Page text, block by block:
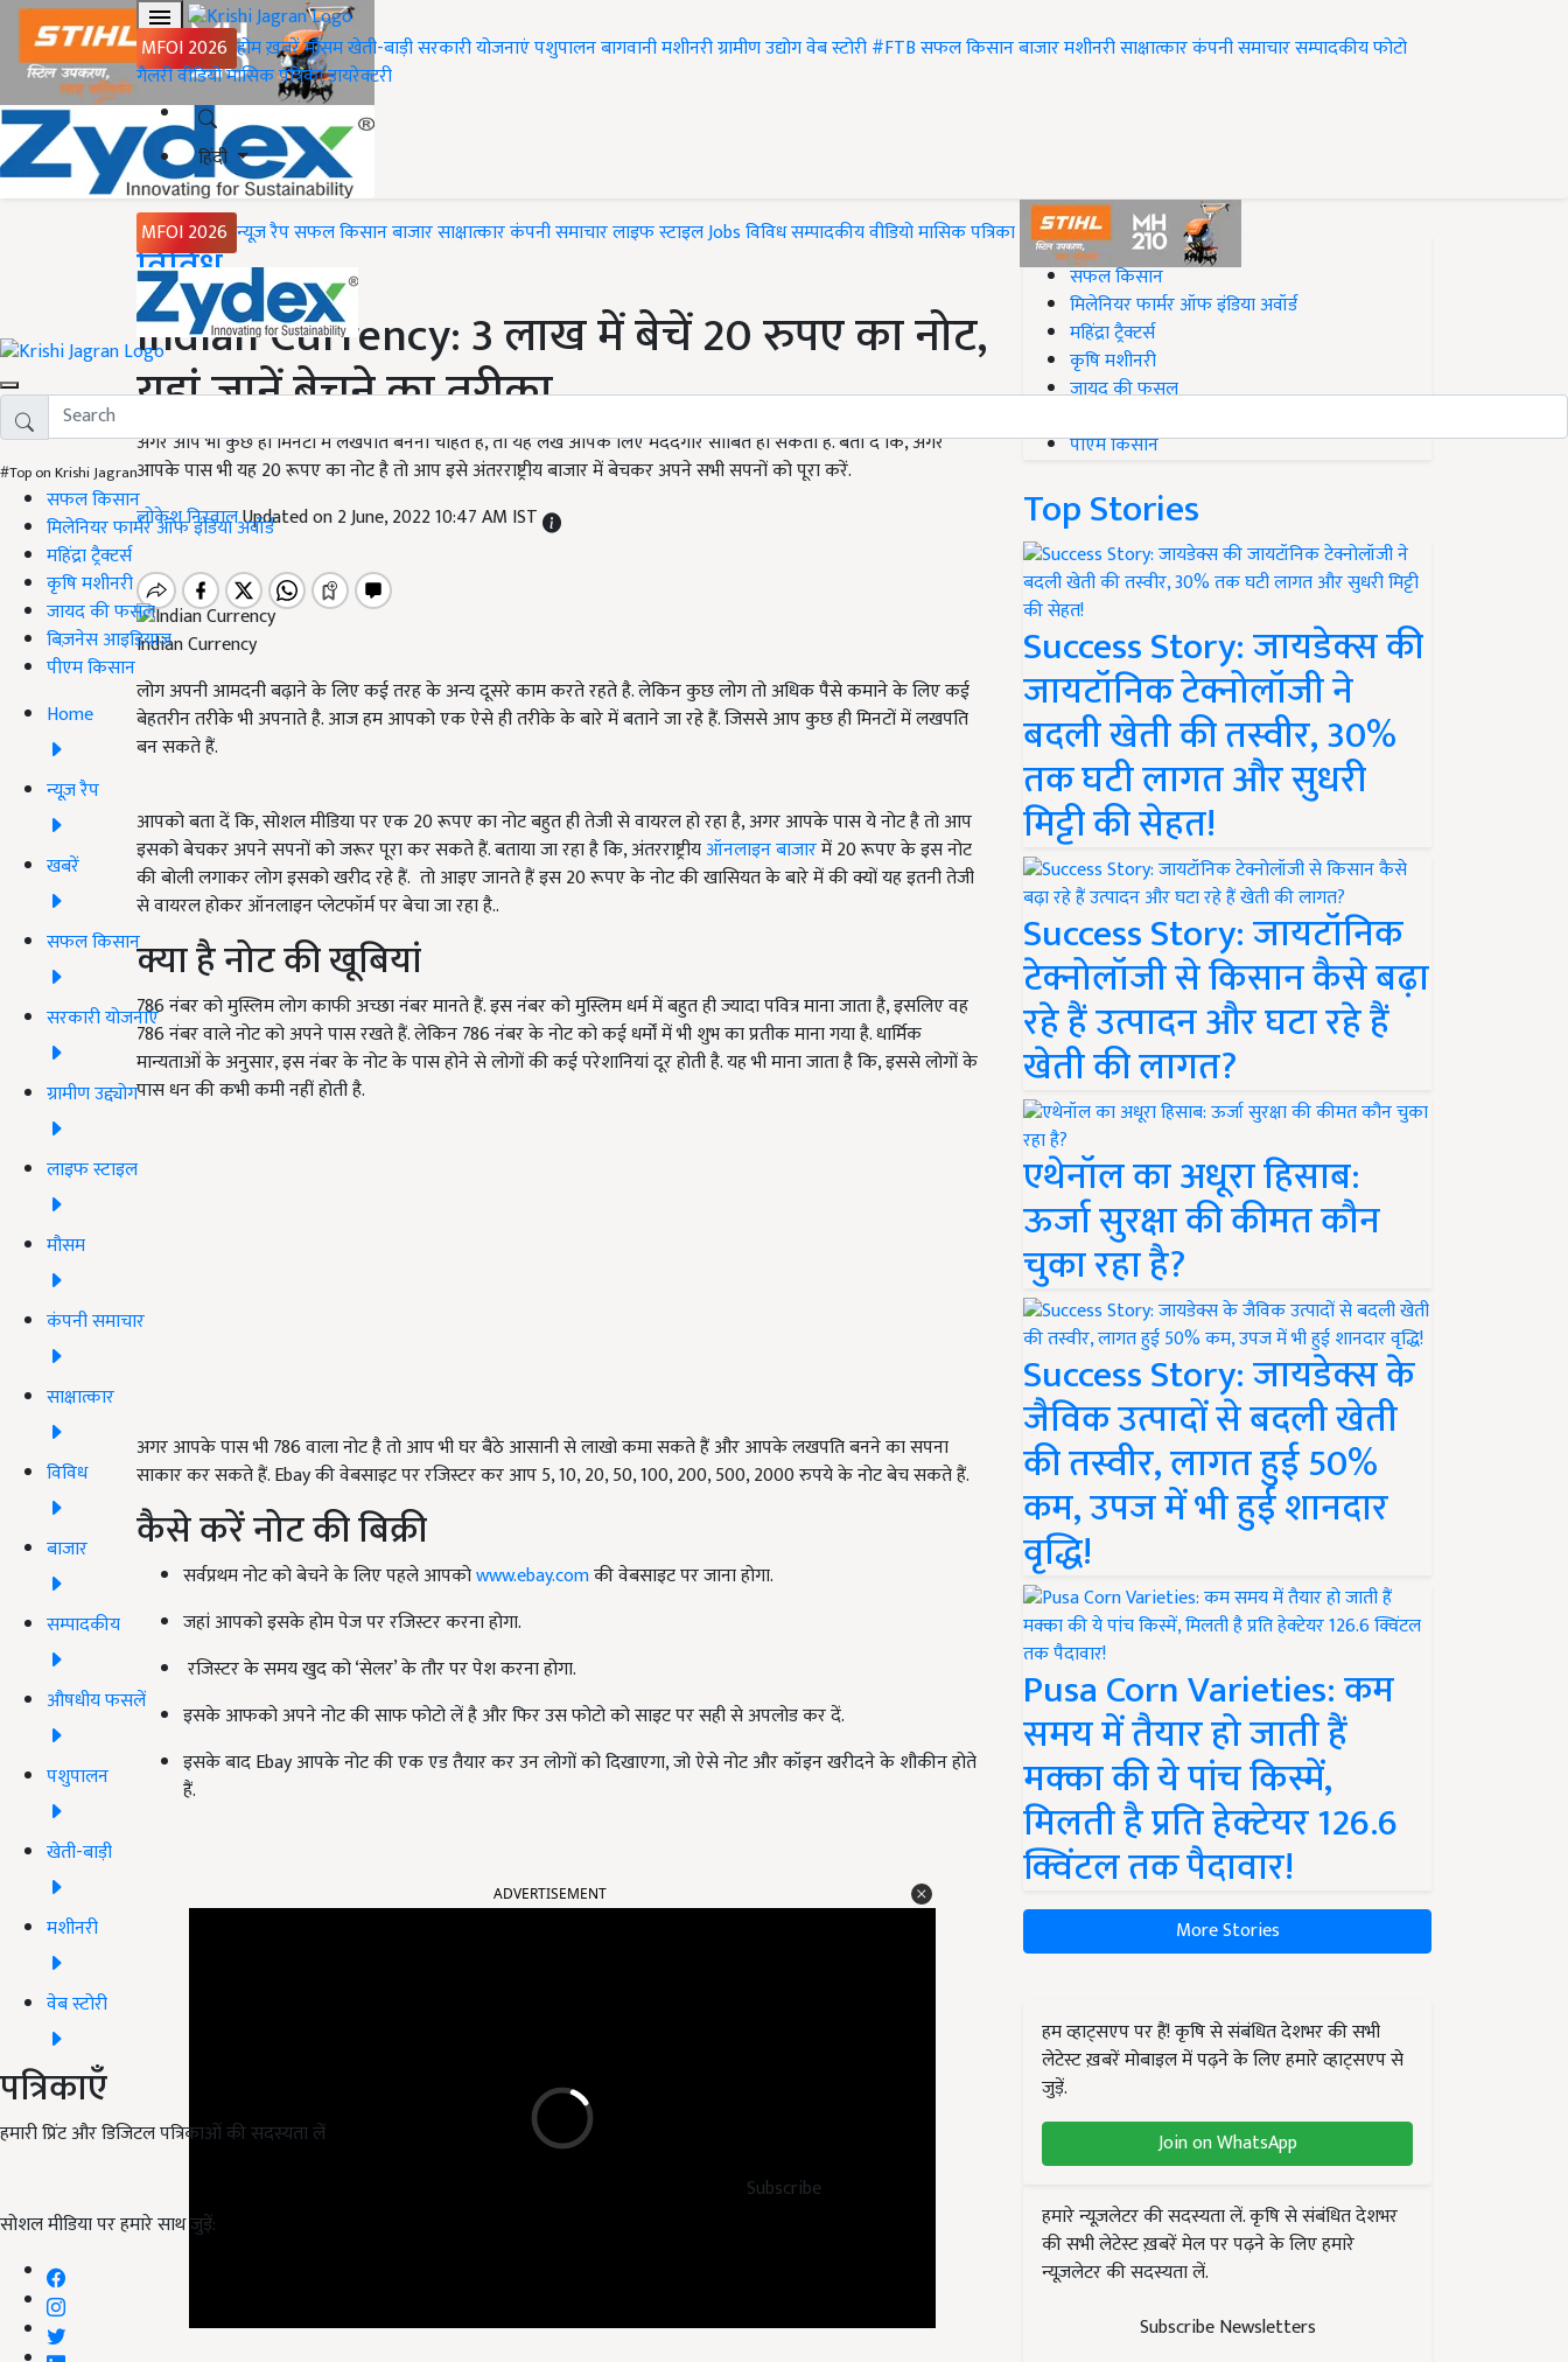
MFOI 2026 होमख़बरेंमौसमखेती-बाड़ीसरकारी योजनाएंपशुपालनबागवानीमशीनरीग्रामीण उद्योगवेब स्टोरी#FTBसफल किसानबाजारमशीनरीसाक्षात्कारकंपनी समाचारसम्पादकीयफोटो
गैलरीवीडियोमासिक पत्रिकाडायरेक्टरी
हिंदी
MFOI 2026 न्यूज़ रैपसफल किसानबाजारसाक्षात्कारकंपनी समाचारलाइफ स्टाइलJobsविविधसम्पादकीयवीडियोमासिक पत्रिका
#Top on Krishi Jagran
सफल किसान
मिलेनियर फार्मर ऑफ इंडिया अवॉर्ड
महिंद्रा ट्रैक्टर्स
कृषि मशीनरी
जायद की फसल
बिज़नेस आइडियाज
पीएम किसान
Home
न्यूज़ रैप
खबरें
सफल किसान
सरकारी योजनाएं
ग्रामीण उद्द्योग
लाइफ स्टाइल
मौसम
कंपनी समाचार
साक्षात्कार
विविध
बाजार
सम्पादकीय
औषधीय फसलें
पशुपालन
खेती-बाड़ी
मशीनरी
वेब स्टोरी
पत्रिकाएँ
हमारी प्रिंट और डिजिटल पत्रिकाओं की सदस्यता लें
Subscribe
सोशल मीडिया पर हमारे साथ जुड़ें:
Home
विविध
Indian Currency: 3 लाख में बेचें 20 रुपए का नोट,
यहां जानें बेचने का तरीका
अगर आप भी कुछ ही मिनटों में लखपति बनना चाहते हैं, तो यह लेख आपके लिए मददगार साबित हो सकता है. बता दें कि, अगर
आपके पास भी यह 20 रूपए का नोट है तो आप इसे अंतरराष्ट्रीय बाजार में बेचकर अपने सभी सपनों को पूरा करें.
लोकेश निरवालUpdated on 2 June, 2022 10:47 AM IST
Indian Currency
लोग अपनी आमदनी बढ़ाने के लिए कई तरह के अन्य दूसरे काम करते रहते है. लेकिन कुछ लोग तो अधिक पैसे कमाने के लिए कई
बेहतरीन तरीके भी अपनाते है. आज हम आपको एक ऐसे ही तरीके के बारे में बताने जा रहे हैं. जिससे आप कुछ ही मिनटों में लखपति
बन सकते हैं.
आपको बता दें कि, सोशल मीडिया पर एक 20 रूपए का नोट बहुत ही तेजी से वायरल हो रहा है, अगर आपके पास ये नोट है तो आप
इसको बेचकर अपने सपनों को जरूर पूरा कर सकते हैं. बताया जा रहा है कि, अंतरराष्ट्रीयऑनलाइन बाजारमें 20 रूपए के इस नोट
की बोली लगाकर लोग इसको खरीद रहे हैं. तो आइए जानते हैं इस 20 रूपए के नोट की खासियत के बारे में की क्यों यह इतनी तेजी
से वायरल होकर ऑनलाइन प्लेटफॉर्म पर बेचा जा रहा है..
क्या है नोट की खूबियां
786 नंबर को मुस्लिम लोग काफी अच्छा नंबर मानते हैं. इस नंबर को मुस्लिम धर्म में बहुत ही ज्यादा पवित्र माना जाता है, इसलिए वह
786 नंबर वाले नोट को अपने पास रखते हैं. लेकिन 786 नंबर के नोट को कई धर्मों में भी शुभ का प्रतीक माना गया है. धार्मिक
मान्यताओं के अनुसार, इस नंबर के नोट के पास होने से लोगों की कई परेशानियां दूर होती है. यह भी माना जाता है कि, इससे लोगों के
पास धन की कभी कमी नहीं होती है.
अगर आपके पास भी 786 वाला नोट है तो आप भी घर बैठे आसानी से लाखो कमा सकते हैं और आपके लखपति बनने का सपना
साकार कर सकते हैं. Ebay की वेबसाइट पर रजिस्टर कर आप 5, 10, 20, 50, 100, 200, 500, 2000 रुपये के नोट बेच सकते हैं.
कैसे करें नोट की बिक्री
सर्वप्रथम नोट को बेचने के लिए पहले आपकोwww.ebay.comकी वेबसाइट पर जाना होगा.
जहां आपको इसके होम पेज पर रजिस्टर करना होगा.
रजिस्टर के समय खुद को ‘सेलर’ के तौर पर पेश करना होगा.
इसके आफको अपने नोट की साफ फोटो लें है और फिर उस फोटो को साइट पर सही से अपलोड कर दें.
इसके बाद Ebay आपके नोट की एक एड तैयार कर उन लोगों को दिखाएगा, जो ऐसे नोट और कॉइन खरीदने के शौकीन होते
हैं.
ADVERTISEMENT
#Top on Krishi Jagran
सफल किसान
मिलेनियर फार्मर ऑफ इंडिया अवॉर्ड
महिंद्रा ट्रैक्टर्स
कृषि मशीनरी
जायद की फसल
पीएम किसान
Top Stories
Success Story: जायडेक्स की
जायटॉनिक टेक्नोलॉजी ने
बदली खेती की तस्वीर, 30%
तक घटी लागत और सुधरी
मिट्टी की सेहत!
Success Story: जायटॉनिक
टेक्नोलॉजी से किसान कैसे बढ़ा
रहे हैं उत्पादन और घटा रहे हैं
खेती की लागत?
एथेनॉल का अधूरा हिसाब:
ऊर्जा सुरक्षा की कीमत कौन
चुका रहा है?
Success Story: जायडेक्स के
जैविक उत्पादों से बदली खेती
की तस्वीर, लागत हुई 50%
कम, उपज में भी हुई शानदार
वृद्धि!
Pusa Corn Varieties: कम
समय में तैयार हो जाती हैं
मक्का की ये पांच किस्में,
मिलती है प्रति हेक्टेयर 126.6
क्विंटल तक पैदावार!
More Stories
हम व्हाट्सएप पर हैं! कृषि से संबंधित देशभर की सभी
लेटेस्ट ख़बरें मोबाइल में पढ़ने के लिए हमारे व्हाट्सएप से
जुड़ें.
Join on WhatsApp
हमारे न्यूज़लेटर की सदस्यता लें. कृषि से संबंधित देशभर
की सभी लेटेस्ट ख़बरें मेल पर पढ़ने के लिए हमारे
न्यूज़लेटर की सदस्यता लें.
Subscribe Newsletters